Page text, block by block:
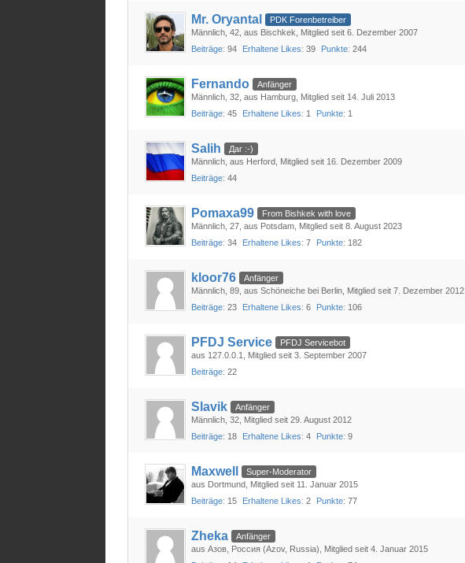
Mr. Oryantal
PDK Forenbetreiber
Männlich 42 aus Bischkek
Mitglied seit 6. Dezember 2007
Beiträge 94 Erhaltene Likes 39 Punkte 244
Fernando
Anfänger
Männlich 32 aus Hamburg Mitglied seit 14. Juli 2013
Beiträge 45 Erhaltene Likes 1 Punkte 1
Salih
Даг :-)
Männlich aus Herford Mitglied seit 16. Dezember 2009
Beiträge 44
Pomaxa99
From Bishkek with love
Männlich 27 aus Potsdam Mitglied seit 8. August 2023
Beiträge 34 Erhaltene Likes 7 Punkte 182
kloor76
Anfänger
Männlich 89 aus Schöneiche bei Berlin Mitglied seit 7. Dezember 2012
Beiträge 23 Erhaltene Likes 6 Punkte 106
PFDJ Service
PFDJ Servicebot
aus 127.0.0.1
Mitglied seit 3. September 2007
Beiträge 22
Slavik
Anfänger
Männlich 32 Mitglied seit 29. August 2012
Beiträge 18 Erhaltene Likes 4 Punkte 9
Maxwell
Super-Moderator
aus Dortmund Mitglied seit 11. Januar 2015
Beiträge 15 Erhaltene Likes 2 Punkte 77
Zheka
Anfänger
aus Азов, Россия (Azov, Russia)
Mitglied seit 4. Januar 2015